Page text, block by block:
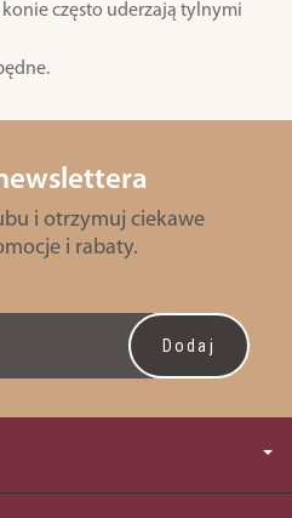
często uderzają tylnymi
i otrzymuj ciekawe
i rabaty.